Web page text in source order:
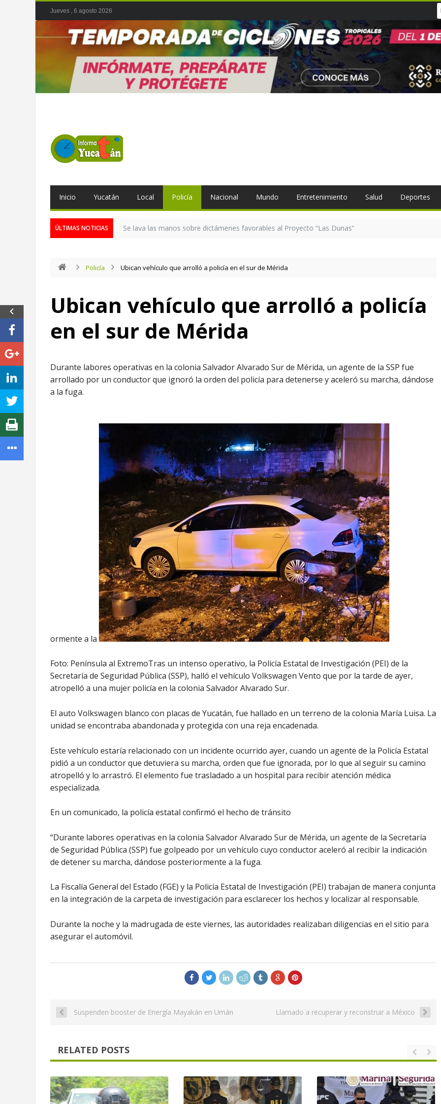
Jueves , 6 agosto 2026
Inicio Yucatán Local Policía Nacional Mundo Entretenimiento Salud Deportes
ÚLTIMAS NOTICIAS Se lava las manos sobre dictámenes favorables al Proyecto “Las Dunas”
Policía Ubican vehículo que arrolló a policía en el sur de Mérida
Ubican vehículo que arrolló a policía
en el sur de Mérida
Durante labores operativas en la colonia Salvador Alvarado Sur de Mérida, un agente de la SSP fue
arrollado por un conductor que ignoró la orden del policía para detenerse y aceleró su marcha, dándose
a la fuga.
ormente a la
Foto: Península al ExtremoTras un intenso operativo, la Policía Estatal de Investigación (PEI) de la
Secretaría de Seguridad Pública (SSP), halló el vehículo Volkswagen Vento que por la tarde de ayer,
atropelló a una mujer policía en la colonia Salvador Alvarado Sur.
El auto Volkswagen blanco con placas de Yucatán, fue hallado en un terreno de la colonia María Luisa. La
unidad se encontraba abandonada y protegida con una reja encadenada.
Este vehículo estaría relacionado con un incidente ocurrido ayer, cuando un agente de la Policía Estatal
pidió a un conductor que detuviera su marcha, orden que fue ignorada, por lo que al seguir su camino
atropelló y lo arrastró. El elemento fue trasladado a un hospital para recibir atención médica
especializada.
En un comunicado, la policía estatal confirmó el hecho de tránsito
“Durante labores operativas en la colonia Salvador Alvarado Sur de Mérida, un agente de la Secretaría
de Seguridad Pública (SSP) fue golpeado por un vehículo cuyo conductor aceleró al recibir la indicación
de detener su marcha, dándose posteriormente a la fuga.
La Fiscalía General del Estado (FGE) y la Policía Estatal de Investigación (PEI) trabajan de manera conjunta
en la integración de la carpeta de investigación para esclarecer los hechos y localizar al responsable.
Durante la noche y la madrugada de este viernes, las autoridades realizaban diligencias en el sitio para
asegurar el automóvil.
Suspenden booster de Energía Mayakán en Umán Llamado a recuperar y reconstruir a México
RELATED POSTS